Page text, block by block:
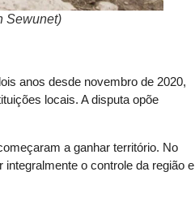
Sewunet)
anos desde novembro de 2020,
locais. A disputa opõe
a ganhar território. No
integralmente o controle da região e